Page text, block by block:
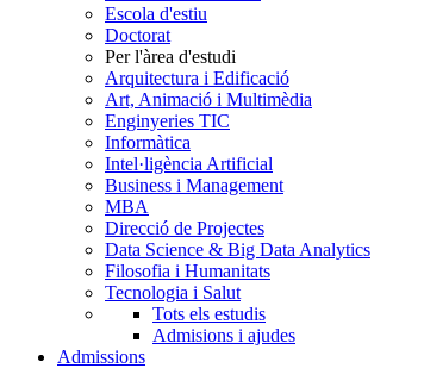
Escola d'estiu
Doctorat
Per l'àrea d'estudi
Arquitectura i Edificació
Art, Animació i Multimèdia
Enginyeries TIC
Informàtica
Intel·ligència Artificial
Business i Management
MBA
Direcció de Projectes
Data Science & Big Data Analytics
Filosofia i Humanitats
Tecnologia i Salut
Tots els estudis
Admisions i ajudes
Admissions